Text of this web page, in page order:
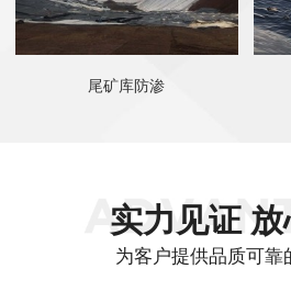
尾矿库防渗
实力见证
为客户提供品质可靠